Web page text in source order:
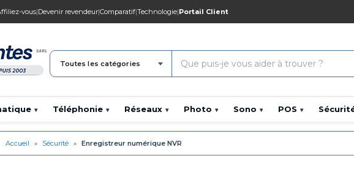
vous|Devenir revendeur|Comparatif|Technologie|Portail Client
Toutes les catégories
▾ Téléphonie ▾ Réseaux ▾ Photo ▾ Sono ▾ POS ▾
Accueil » Sécurité » Enregistreur numérique NVR